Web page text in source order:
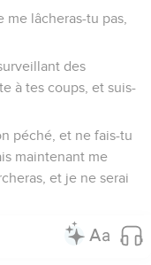
me lâcheras-tu pas,
des
à tes coups, et suis-
péché, et ne fais-tu
maintenant me
et je ne serai